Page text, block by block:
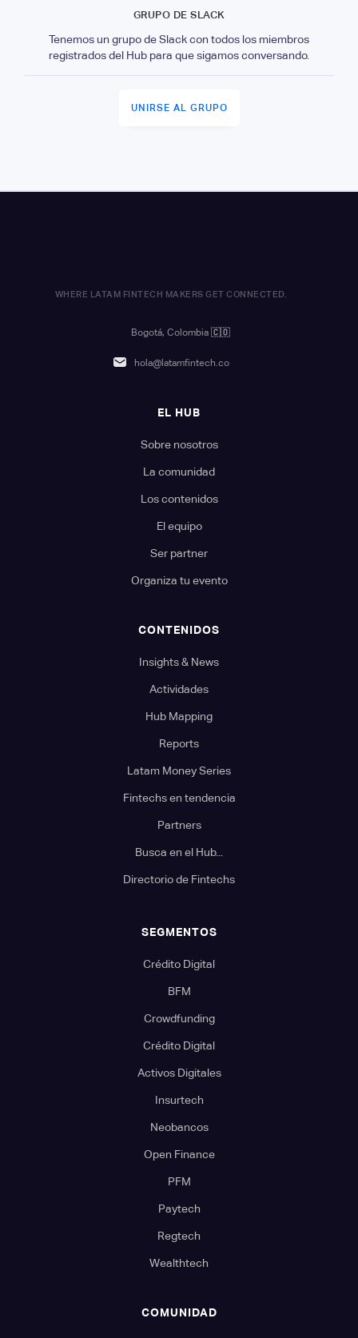
GRUPO DE SLACK
Tenemos un grupo de Slack con todos los miembros
registrados del Hub para que sigamos conversando.
UNIRSE AL GRUPO
WHERE LATAM FINTECH MAKERS GET CONNECTED.
Bogotá, Colombia 🇨🇴
hola@latamfintech.co
EL HUB
Sobre nosotros
La comunidad
Los contenidos
El equipo
Ser partner
Organiza tu evento
CONTENIDOS
Insights & News
Actividades
Hub Mapping
Reports
Latam Money Series
Fintechs en tendencia
Partners
Busca en el Hub...
Directorio de Fintechs
SEGMENTOS
Crédito Digital
BFM
Crowdfunding
Crédito Digital
Activos Digitales
Insurtech
Neobancos
Open Finance
PFM
Paytech
Regtech
Wealthtech
COMUNIDAD